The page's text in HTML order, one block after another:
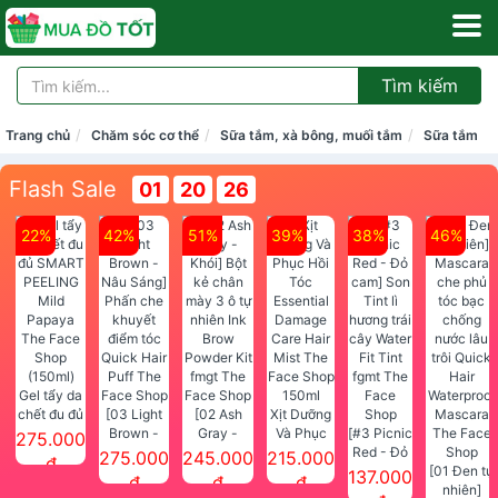
Tìm kiếm
Trang chủ Chăm sóc cơ thể Sữa tắm, xà bông, muối tắm Sữa tắm
Flash Sale 01 20 25
22%
Gel tẩy da
chết đu đủ
SMART
PEELING
275.000
đ
42%
[03 Light
Brown -
Nâu Sáng]
Phấn che
275.000
đ
51%
[02 Ash
Gray -
Khói] Bột
kẻ chân
245.000
đ
39%
Xịt Dưỡng
Và Phục
Hồi Tóc
Essential
215.000
đ
38%
[#3 Picnic
Red - Đỏ
cam] Son
137.000
46%
[01 Đen tự
nhiên]